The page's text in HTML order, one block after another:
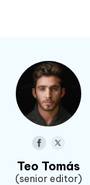
Teo Tomás
(senior editor)